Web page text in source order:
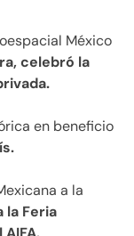
México
celebró la
en beneficio
a la
la Feria